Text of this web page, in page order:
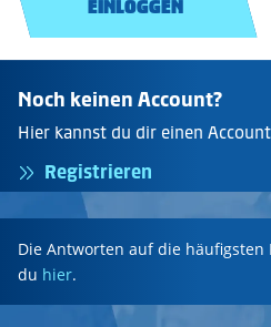
EINLOGGEN
Noch keinen Account?
Hier kannst du dir einen
Registrieren
Die Antworten auf die
du hier.